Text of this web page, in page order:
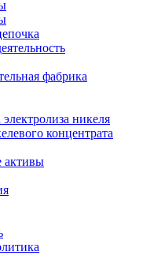
фабрика
никеля
концентрата
активы